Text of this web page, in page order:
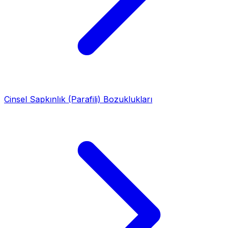
Cinsel Sapkınlık (Parafili) Bozuklukları